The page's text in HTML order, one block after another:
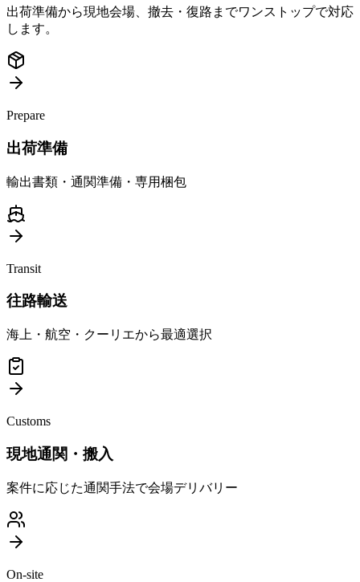
出荷準備から現地会場、撤去・復路までワンストップで対応
します。
Prepare
出荷準備
輸出書類・通関準備・専用梱包
Transit
往路輸送
海上・航空・クーリエから最適選択
Customs
現地通関・搬入
案件に応じた通関手法で会場デリバリー
On-site